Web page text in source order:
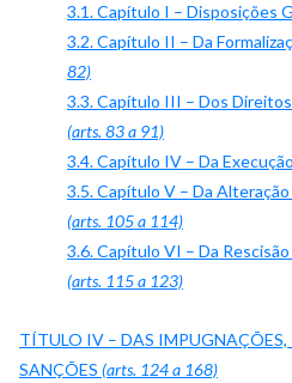
3.1. Capítulo I – Disposições
3.2. Capítulo II – Da
82)
3.3. Capítulo III – Dos
(arts. 83 a 91)
3.4. Capítulo IV – Da
3.5. Capítulo V – Da
(arts. 105 a 114)
3.6. Capítulo VI – Da
(arts. 115 a 123)
TÍTULO IV – DAS IMPUGNAÇÕES,
SANÇÕES (arts. 124 a 168)